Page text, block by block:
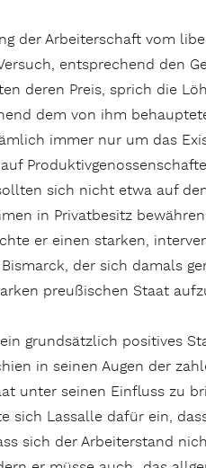
der Arbeiterschaft vom
entsprechend den
deren Preis, sprich die
dem von ihm
immer nur um das
sich nicht etwa auf
in Privatbesitz
er einen starken,
der sich damals
preußischen Staat
grundsätzlich positives
in seinen Augen der
unter seinen Einfluss zu
sich Lassalle dafür ein,
sich der Arbeiterstand